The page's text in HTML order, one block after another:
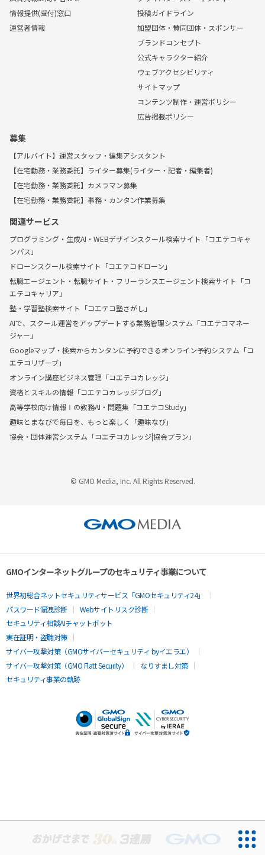
情報提供(受付)窓口
運営者情報
投稿ガイドライン
加盟団体・賛同団体・スポンサー
ブランドコンセプト
公式キャラクター紹介
ウェブアクセシビリティ
サイトマップ
コンテンツ制作・運営ポリシー
広告掲載ポリシー
募集
【アルバイト】運営スタッフ・編集アシスタント
【在宅勤務・業務委託】ライター募集(ライター・記者・編集者)
【在宅勤務・業務委託】カメラマン募集
【在宅勤務・業務委託】事務・カンタン作業募集
関連サービス
プログラミング・生成AI・WEBデザインスクール検索サイト「コエテコキャ
ンパス」
ドローンスクール検索サイト「コエテコドローン」
転職エージェント・転職サイト・フリーランスエージェント検索サイト「コ
エテコキャリア」
塾・学習塾検索サイト「コエテコ塾さがし」
AIで、スクール運営をアップデートする業務管理システム「コエテコマネー
ジャー」
Googleマップ・検索からカンタンに予約できるオンライン予約システム「コ
エテコリザーブ」
オンライン講座ビジネス管理「コエテコカレッジ」
資格とスキルの情報「コエテコカレッジブログ」
高等学校向け情報Ⅰの教務AI・問題集「コエテコStudy」
趣味とまなびで毎日を、もっと楽しく「趣味なび」
協会・団体運営システム「コエテコカレッジ|協会プラン」
© GMO Media, Inc. All Rights Reserved.
GMOインターネットグループのセキュリティ事業について
世界初総合ネットセキュリティサービス「GMOセキュリティ24」
パスワード漏洩診断
Webサイトリスク診断
セキュリティ相談AIチャットボット
実在証明・盗聴対策
サイバー攻撃対策（GMOサイバーセキュリティ byイエラエ）
サイバー攻撃対策（GMO Flatt Security）
なりすまし対策
セキュリティ事業の軌跡